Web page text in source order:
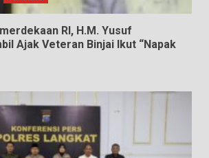
RI, H.M. Yusuf
Ajak Veteran Binjai Ikut “Napak